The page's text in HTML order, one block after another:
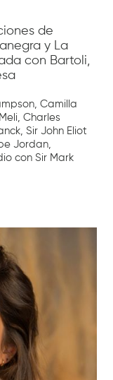
de
y La
con Bartoli,
Camilla
Charles
Sir John Eliot
Jordan,
con Sir Mark